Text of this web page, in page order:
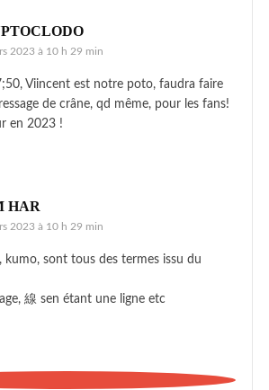
2023 à 10 h 29 min
Viincent est notre poto, faudra faire
de crâne, qd même, pour les fans!
en 2023 !
HAR
2023 à 10 h 29 min
kumo, sont tous des termes issu du
線 sen étant une ligne etc